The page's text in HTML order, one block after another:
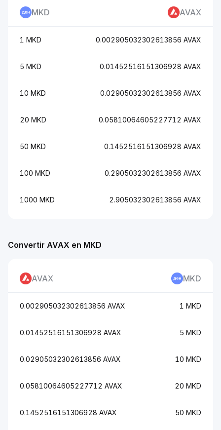
Convertir AVAX en MKD
AVAX MKD
0.002905032302613856 AVAX 1 MKD
0.01452516151306928 AVAX 5 MKD
0.02905032302613856 AVAX 10 MKD
0.05810064605227712 AVAX 20 MKD
0.1452516151306928 AVAX 50 MKD
MKD AVAX
1 MKD 0.002905032302613856 AVAX
5 MKD 0.01452516151306928 AVAX
10 MKD 0.02905032302613856 AVAX
20 MKD 0.05810064605227712 AVAX
50 MKD 0.1452516151306928 AVAX
100 MKD 0.2905032302613856 AVAX
1000 MKD 2.905032302613856 AVAX